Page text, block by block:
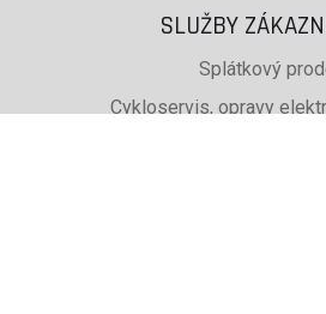
SLUŽBY
Splátkový
Cykloservis, opravy